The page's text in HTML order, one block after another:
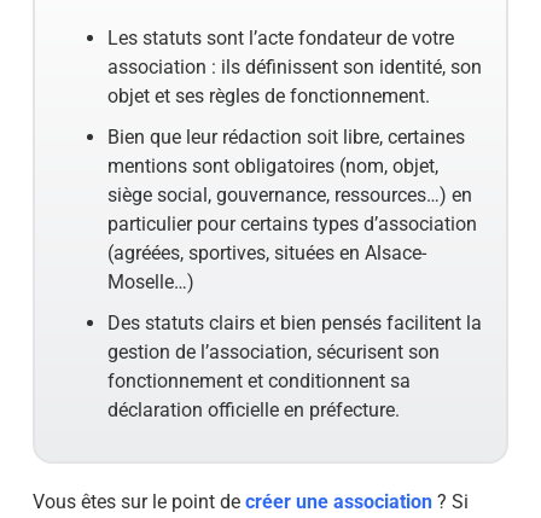
Les statuts sont l’acte fondateur de votre
association : ils définissent son identité, son
objet et ses règles de fonctionnement.
Bien que leur rédaction soit libre, certaines
mentions sont obligatoires (nom, objet,
siège social, gouvernance, ressources…) en
particulier pour certains types d’association
(agréées, sportives, situées en Alsace-
Moselle…)
Des statuts clairs et bien pensés facilitent la
gestion de l’association, sécurisent son
fonctionnement et conditionnent sa
déclaration officielle en préfecture.
Vous êtes sur le point de créer une association ? Si